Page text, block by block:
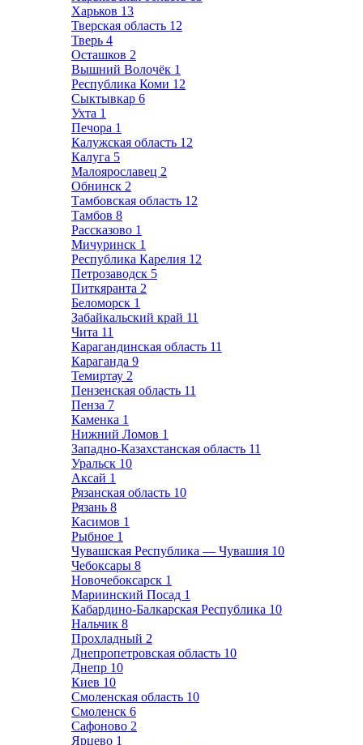
Харьков 13
Тверская область 12
Тверь 4
Осташков 2
Вышний Волочёк 1
Республика Коми 12
Сыктывкар 6
Ухта 1
Печора 1
Калужская область 12
Калуга 5
Малоярославец 2
Обнинск 2
Тамбовская область 12
Тамбов 8
Рассказово 1
Мичуринск 1
Республика Карелия 12
Петрозаводск 5
Питкяранта 2
Беломорск 1
Забайкальский край 11
Чита 11
Карагандинская область 11
Караганда 9
Темиртау 2
Пензенская область 11
Пенза 7
Каменка 1
Нижний Ломов 1
Западно-Казахстанская область 11
Уральск 10
Аксай 1
Рязанская область 10
Рязань 8
Касимов 1
Рыбное 1
Чувашская Республика — Чувашия 10
Чебоксары 8
Новочебоксарск 1
Мариинский Посад 1
Кабардино-Балкарская Республика 10
Нальчик 8
Прохладный 2
Днепропетровская область 10
Днепр 10
Киев 10
Смоленская область 10
Смоленск 6
Сафоново 2
Ярцево 1